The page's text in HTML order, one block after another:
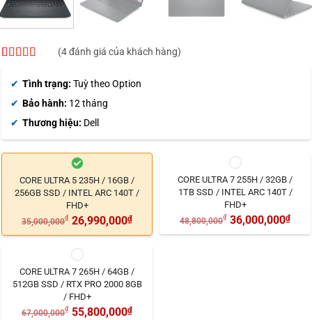
dựa trên
đánh giá
(4đánh giá của khách hàng)
Tình trạng: Tuỳ theo Option
Bảo hành: 12 tháng
Thương hiệu: Dell
CORE ULTRA 5 235H / 16GB /
256GB SSD / INTEL ARC 140T /
FHD+
35,000,000₫ 26,990,000₫
CORE ULTRA 7 255H / 32GB /
1TB SSD / INTEL ARC 140T /
FHD+
48,800,000₫ 36,000,000₫
CORE ULTRA 7 265H / 64GB /
512GB SSD / RTX PRO 2000 8GB
/ FHD+
67,000,000₫ 55,800,000₫